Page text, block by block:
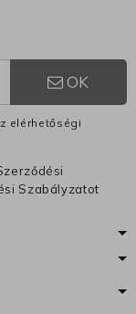
OK
elérhetőségi
Szabályzatot